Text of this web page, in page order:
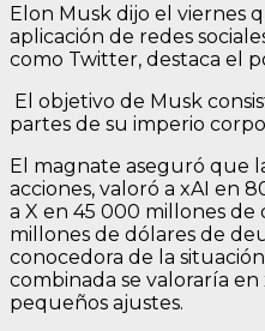
Elon Musk dijo el viernes
aplicación de redes
como Twitter, destaca el
El objetivo de Musk
partes de su imperio
El magnate aseguró que
acciones, valoró a xAI en
a X en 45 000 millones
millones de dólares de
conocedora de la
combinada se valoraría en
pequeños ajustes.